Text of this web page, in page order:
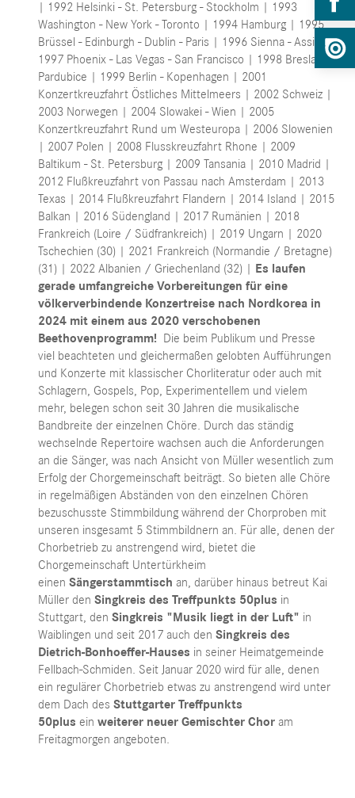
| 1992 Helsinki - St. Petersburg - Stockholm | 1993
Washington - New York - Toronto | 1994 Hamburg | 1995
Brüssel - Edinburgh - Dublin - Paris | 1996 Sienna - Assisi |
1997 Phoenix - Las Vegas - San Francisco | 1998 Breslau -
Pardubice | 1999 Berlin - Kopenhagen | 2001
Konzertkreuzfahrt Östliches Mittelmeers | 2002 Schweiz |
2003 Norwegen | 2004 Slowakei - Wien | 2005
Konzertkreuzfahrt Rund um Westeuropa | 2006 Slowenien
| 2007 Polen | 2008 Flusskreuzfahrt Rhone | 2009
Baltikum - St. Petersburg | 2009 Tansania | 2010 Madrid |
2012 Flußkreuzfahrt von Passau nach Amsterdam | 2013
Texas | 2014 Flußkreuzfahrt Flandern | 2014 Island | 2015
Balkan | 2016 Südengland | 2017 Rumänien | 2018
Frankreich (Loire / Südfrankreich) | 2019 Ungarn | 2020
Tschechien (30) | 2021 Frankreich (Normandie / Bretagne)
(31) | 2022 Albanien / Griechenland (32) |
Es laufen
gerade umfangreiche Vorbereitungen für eine
völkerverbindende Konzertreise nach Nordkorea in
2024 mit einem aus 2020 verschobenen
Beethovenprogramm!
Die beim Publikum und Presse
viel beachteten und gleichermaßen gelobten Aufführungen
und Konzerte mit klassischer Chorliteratur oder auch mit
Schlagern, Gospels, Pop, Experimentellem und vielem
mehr, belegen schon seit 30 Jahren die musikalische
Bandbreite der einzelnen Chöre. Durch das ständig
wechselnde Repertoire wachsen auch die Anforderungen
an die Sänger, was nach Ansicht von Müller wesentlich zum
Erfolg der Chorgemeinschaft beiträgt. So bieten alle Chöre
in regelmäßigen Abständen von den einzelnen Chören
bezuschusste Stimmbildung während der Chorproben mit
unseren insgesamt 5 Stimmbildnern an. Für alle, denen der
Chorbetrieb zu anstrengend wird, bietet die
Chorgemeinschaft Untertürkheim
einenSängerstammtisch an, darüber hinaus betreut Kai
Müller denSingkreis des Treffpunkts 50plus in
Stuttgart, denSingkreis "Musik liegt in der Luft" in
Waiblingen und seit 2017 auch denSingkreis des
Dietrich-Bonhoeffer-Hauses in seiner Heimatgemeinde
Fellbach-Schmiden. Seit Januar 2020 wird für alle, denen
ein regulärer Chorbetrieb etwas zu anstrengend wird unter
dem Dach desStuttgarter Treffpunkts
50plus einweiterer neuer Gemischter Chor am
Freitagmorgen angeboten.